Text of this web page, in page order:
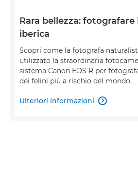
Rara bellezza: fotografare
iberica
Scopri come la fotografa
utilizzato la straordinaria
sistema Canon EOS R per
dei felini più a rischio del mondo.
Ulteriori informazioni 